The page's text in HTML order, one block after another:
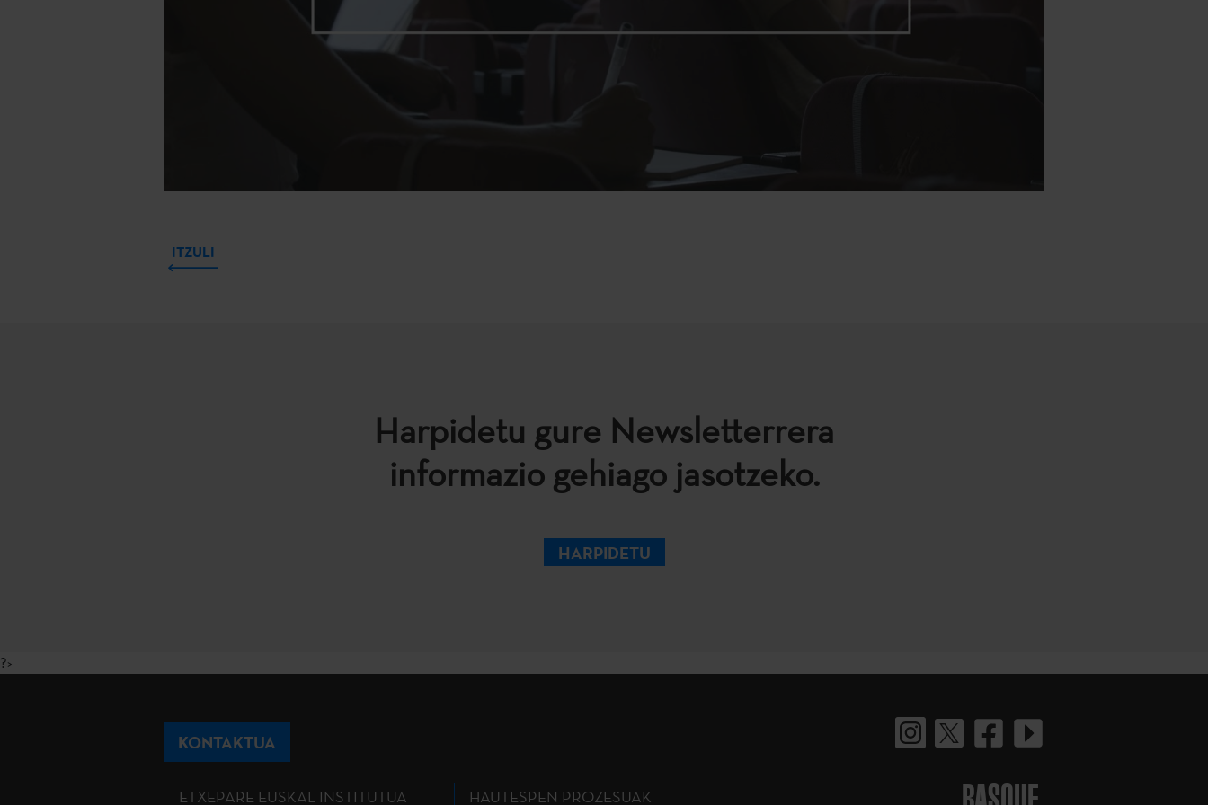
ITZULI
Harpidetu gure Newsletterrera
informazio gehiago jasotzeko.
HARPIDETU
?>
KONTAKTUA
ETXEPARE EUSKAL INSTITUTUA HAUTESPEN PROZESUAK